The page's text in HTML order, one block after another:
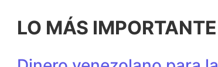
LO MÁS IMPORTANTE